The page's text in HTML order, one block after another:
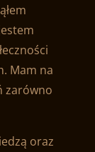
Mam na
zarówno
oraz